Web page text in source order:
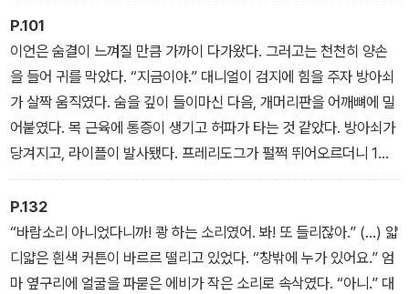
인다. 아서는 소중한 것을 잃을 것 같다는 불안감에 휩싸이기 시작하
는데….
밑에서 자갈이 왈그락거렸다. 집 앞을 지나가던 트럭은 잠시 멈춰 섰
지만 이내 엔진 소리가 점점 멀어져갔다.
P.101
이언은 숨결이 느껴질 만큼 가까이 다가왔다. 그러고는 천천히 양손
을 들어 귀를 막았다. “지금이야.” 대니얼이 검지에 힘을 주자 방아쇠
가 살짝 움직였다. 숨을 깊이 들이마신 다음, 개머리판을 어깨뼈에 밀
어붙였다. 목 근육에 통증이 생기고 허파가 타는 것 같았다. 방아쇠가
당겨지고, 라이플이 발사됐다. 프레리도그가 펄쩍 뛰어오르더니 1미
터 정도 뒤로 떨어졌다. 끽끽거리는 소리가 사라졌다. “잡았어!” 이언
이 소리쳤다.
P.132
“바람소리 아니었다니까! 쾅 하는 소리였어. 봐! 또 들리잖아.” (…) 얇
디얇은 흰색 커튼이 바르르 떨리고 있었다. “창밖에 누가 있어요.” 엄
마 옆구리에 얼굴을 파묻은 에비가 작은 소리로 속삭였다. “아니.” 대